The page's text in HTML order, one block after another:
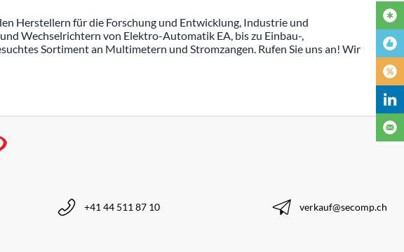
Herstellern für die Forschung und Entwicklung, Industrie und
Wechselrichtern von Elektro-Automatik EA, bis zu Einbau-,
Sortiment an Multimetern und Stromzangen. Rufen Sie uns an! Wir
+41 44 511 87 10 verkauf@secomp.ch